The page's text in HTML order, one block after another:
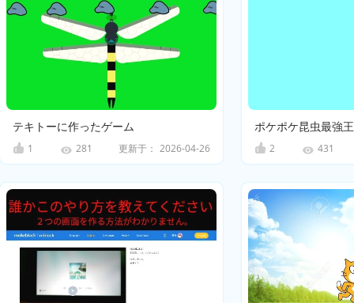
テキトーに作ったゲーム
1 281 更新于： 2026-04-26
ポケポケ昆虫最強
2 431